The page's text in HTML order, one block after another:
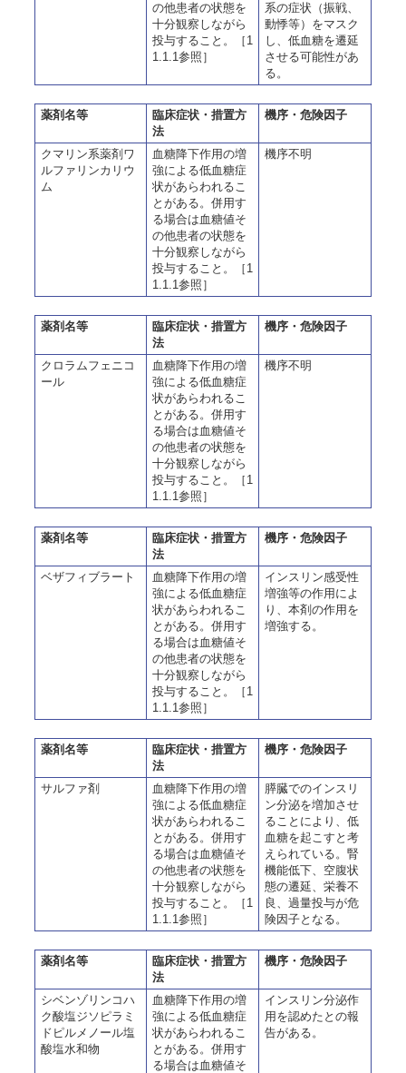
の他患者の状態を
十分観察しながら
投与すること。［1
1.1.1参照］
系の症状（振戦、
動悸等）をマスク
し、低血糖を遷延
させる可能性があ
る。
薬剤名等
臨床症状・措置方
法
機序・危険因子
クマリン系薬剤ワ
ルファリンカリウ
ム
血糖降下作用の増
強による低血糖症
状があらわれるこ
とがある。併用す
る場合は血糖値そ
の他患者の状態を
十分観察しながら
投与すること。［1
1.1.1参照］
機序不明
薬剤名等
臨床症状・措置方
法
機序・危険因子
クロラムフェニコ
ール
血糖降下作用の増
強による低血糖症
状があらわれるこ
とがある。併用す
る場合は血糖値そ
の他患者の状態を
十分観察しながら
投与すること。［1
1.1.1参照］
機序不明
薬剤名等
臨床症状・措置方
法
機序・危険因子
ベザフィブラート
血糖降下作用の増
強による低血糖症
状があらわれるこ
とがある。併用す
る場合は血糖値そ
の他患者の状態を
十分観察しながら
投与すること。［1
1.1.1参照］
インスリン感受性
増強等の作用によ
り、本剤の作用を
増強する。
薬剤名等
臨床症状・措置方
法
機序・危険因子
サルファ剤
血糖降下作用の増
強による低血糖症
状があらわれるこ
とがある。併用す
る場合は血糖値そ
の他患者の状態を
十分観察しながら
投与すること。［1
1.1.1参照］
膵臓でのインスリ
ン分泌を増加させ
ることにより、低
血糖を起こすと考
えられている。腎
機能低下、空腹状
態の遷延、栄養不
良、過量投与が危
険因子となる。
薬剤名等
臨床症状・措置方
法
機序・危険因子
シベンゾリンコハ
ク酸塩ジソピラミ
ドピルメノール塩
酸塩水和物
血糖降下作用の増
強による低血糖症
状があらわれるこ
とがある。併用す
る場合は血糖値そ
インスリン分泌作
用を認めたとの報
告がある。